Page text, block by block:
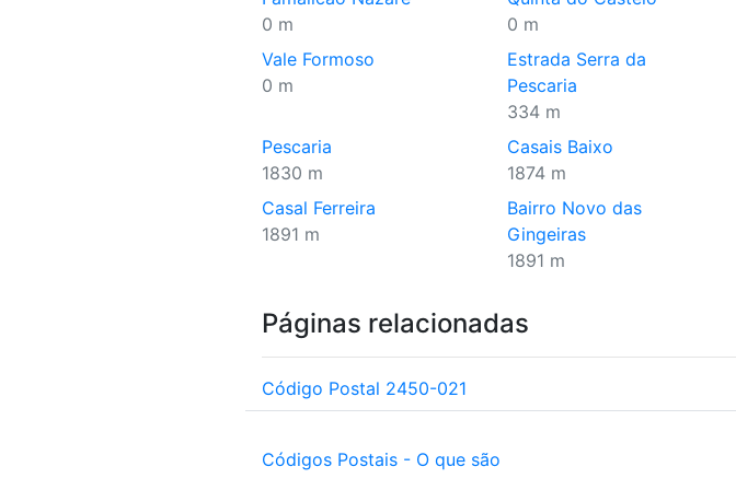
0 m
0 m
Vale Formoso
0 m
Estrada Serra da
Pescaria
334 m
Pescaria
1830 m
Casais Baixo
1874 m
Casal Ferreira
1891 m
Bairro Novo das
Gingeiras
1891 m
Páginas relacionadas
Código Postal 2450-021
Códigos Postais - O que são